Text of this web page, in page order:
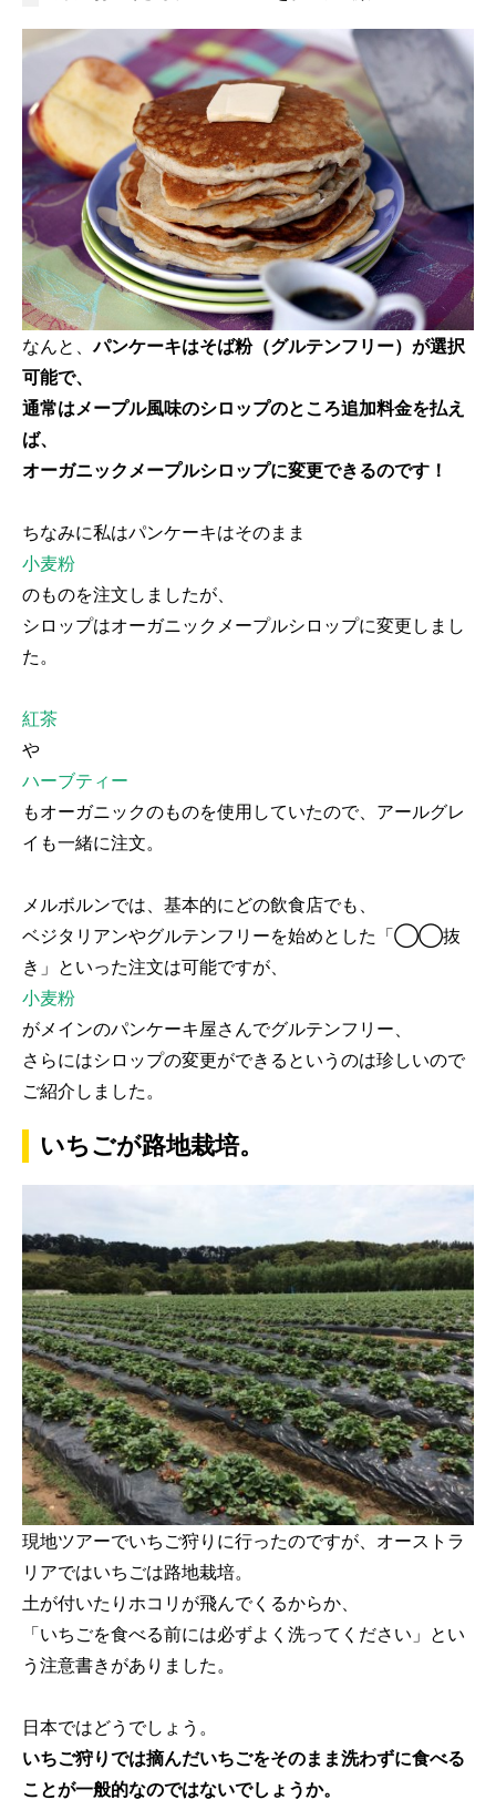
なんと、パンケーキはそば粉（グルテンフリー）が選択
可能で、
通常はメープル風味のシロップのところ追加料金を払え
ば、
オーガニックメープルシロップに変更できるのです！
ちなみに私はパンケーキはそのまま
小麦粉
のものを注文しましたが、
シロップはオーガニックメープルシロップに変更しまし
た。
紅茶
や
ハーブティー
もオーガニックのものを使用していたので、アールグレ
イも一緒に注文。
メルボルンでは、基本的にどの飲食店でも、
ベジタリアンやグルテンフリーを始めとした「◯◯抜
き」といった注文は可能ですが、
小麦粉
がメインのパンケーキ屋さんでグルテンフリー、
さらにはシロップの変更ができるというのは珍しいので
ご紹介しました。
いちごが路地栽培。
現地ツアーでいちご狩りに行ったのですが、オーストラ
リアではいちごは路地栽培。
土が付いたりホコリが飛んでくるからか、
「いちごを食べる前には必ずよく洗ってください」とい
う注意書きがありました。
日本ではどうでしょう。
いちご狩りでは摘んだいちごをそのまま洗わずに食べる
ことが一般的なのではないでしょうか。